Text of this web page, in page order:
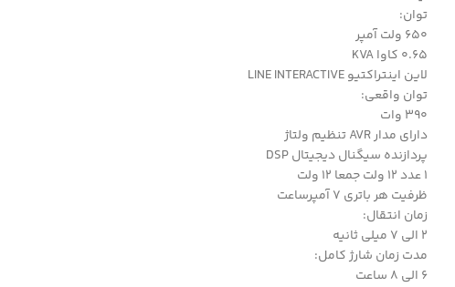
توان:
650 ولت آمپر
0.65 کاوا KVA
لاین اینتراکتیو LINE INTERACTIVE
توان واقعی:
390 وات
دارای مدار AVR تنظیم ولتاژ
پردازنده سیگنال دیجیتال DSP
1 عدد 12 ولت جمعا 12 ولت
ظرفیت هر باتری 7 آمپرساعت
زمان انتقال:
2 الی 7 میلی ثانیه
مدت زمان شارژ کامل:
6 الی 8 ساعت